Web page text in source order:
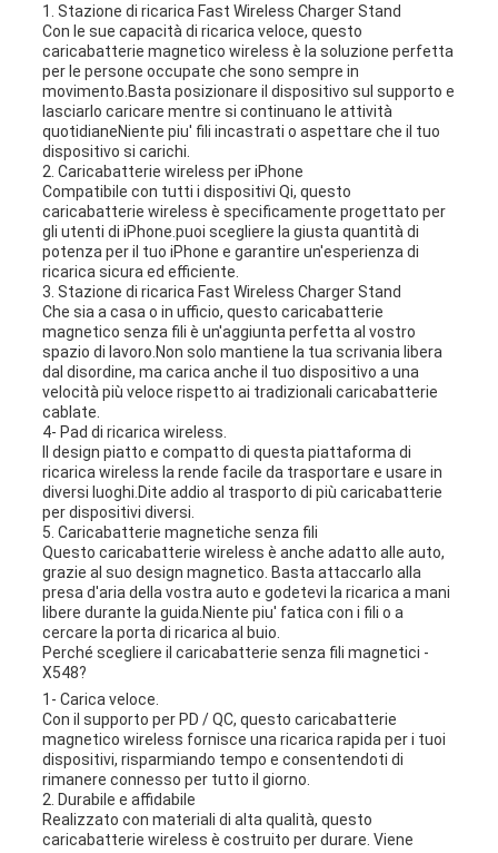
1. Stazione di ricarica Fast Wireless Charger Stand
Con le sue capacità di ricarica veloce, questo
caricabatterie magnetico wireless è la soluzione perfetta
per le persone occupate che sono sempre in
movimento.Basta posizionare il dispositivo sul supporto e
lasciarlo caricare mentre si continuano le attività
quotidianeNiente piu' fili incastrati o aspettare che il tuo
dispositivo si carichi.
2. Caricabatterie wireless per iPhone
Compatibile con tutti i dispositivi Qi, questo
caricabatterie wireless è specificamente progettato per
gli utenti di iPhone.puoi scegliere la giusta quantità di
potenza per il tuo iPhone e garantire un'esperienza di
ricarica sicura ed efficiente.
3. Stazione di ricarica Fast Wireless Charger Stand
Che sia a casa o in ufficio, questo caricabatterie
magnetico senza fili è un'aggiunta perfetta al vostro
spazio di lavoro.Non solo mantiene la tua scrivania libera
dal disordine, ma carica anche il tuo dispositivo a una
velocità più veloce rispetto ai tradizionali caricabatterie
cablate.
4- Pad di ricarica wireless.
Il design piatto e compatto di questa piattaforma di
ricarica wireless la rende facile da trasportare e usare in
diversi luoghi.Dite addio al trasporto di più caricabatterie
per dispositivi diversi.
5. Caricabatterie magnetiche senza fili
Questo caricabatterie wireless è anche adatto alle auto,
grazie al suo design magnetico. Basta attaccarlo alla
presa d'aria della vostra auto e godetevi la ricarica a mani
libere durante la guida.Niente piu' fatica con i fili o a
cercare la porta di ricarica al buio.
Perché scegliere il caricabatterie senza fili magnetici -
X548?
1- Carica veloce.
Con il supporto per PD / QC, questo caricabatterie
magnetico wireless fornisce una ricarica rapida per i tuoi
dispositivi, risparmiando tempo e consentendoti di
rimanere connesso per tutto il giorno.
2. Durabile e affidabile
Realizzato con materiali di alta qualità, questo
caricabatterie wireless è costruito per durare. Viene